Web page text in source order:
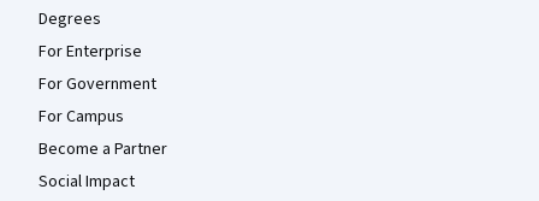
Degrees
For Enterprise
For Government
For Campus
Become a Partner
Social Impact